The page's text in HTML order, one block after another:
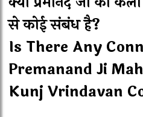
से कोई संबंध है?
Is There Any
Premanand Ji
Kunj Vrindavan